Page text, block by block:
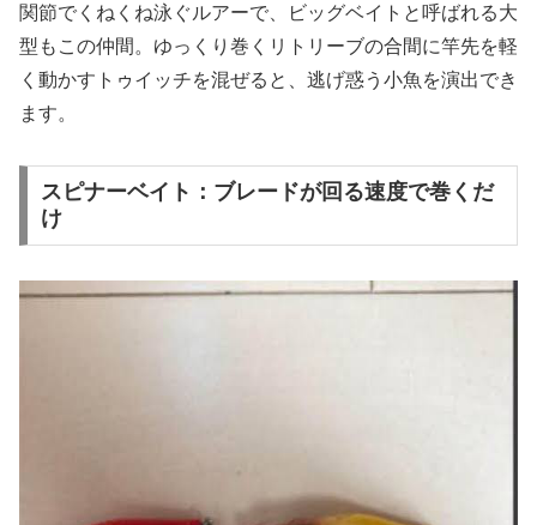
関節でくねくね泳ぐルアーで、ビッグベイトと呼ばれる大
型もこの仲間。ゆっくり巻くリトリーブの合間に竿先を軽
く動かすトゥイッチを混ぜると、逃げ惑う小魚を演出でき
ます。
スピナーベイト：ブレードが回る速度で巻くだ
け